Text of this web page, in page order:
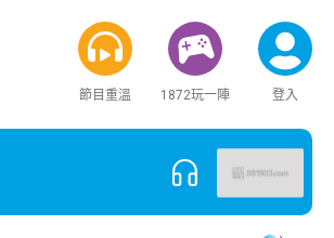
節目重溫 1872玩一陣 登入